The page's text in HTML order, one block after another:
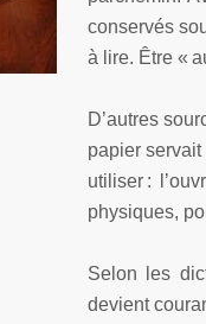
conservés
à lire. Être «
D’autres
papier
utiliser :
physiques,
Selon les
devient